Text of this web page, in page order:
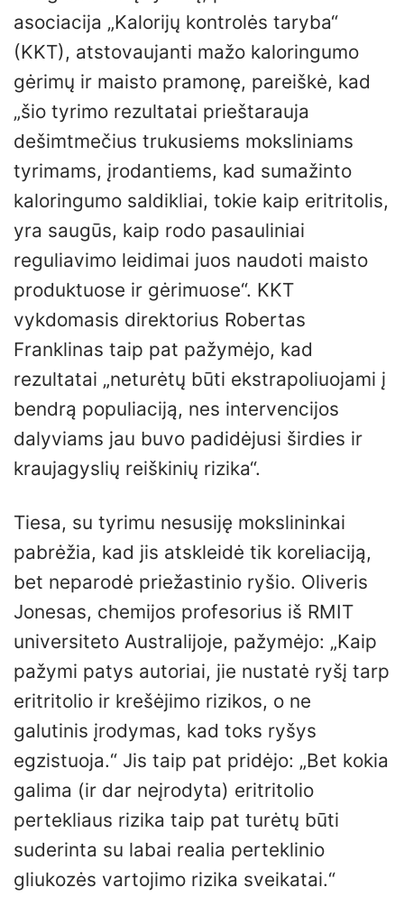
asociacija „Kalorijų kontrolės taryba“
(KKT), atstovaujanti mažo kaloringumo
gėrimų ir maisto pramonę, pareiškė, kad
„šio tyrimo rezultatai prieštarauja
dešimtmečius trukusiems moksliniams
tyrimams, įrodantiems, kad sumažinto
kaloringumo saldikliai, tokie kaip eritritolis,
yra saugūs, kaip rodo pasauliniai
reguliavimo leidimai juos naudoti maisto
produktuose ir gėrimuose“. KKT
vykdomasis direktorius Robertas
Franklinas taip pat pažymėjo, kad
rezultatai „neturėtų būti ekstrapoliuojami į
bendrą populiaciją, nes intervencijos
dalyviams jau buvo padidėjusi širdies ir
kraujagyslių reiškinių rizika“.
Tiesa, su tyrimu nesusiję mokslininkai
pabrėžia, kad jis atskleidė tik koreliaciją,
bet neparodė priežastinio ryšio. Oliveris
Jonesas, chemijos profesorius iš RMIT
universiteto Australijoje, pažymėjo: „Kaip
pažymi patys autoriai, jie nustatė ryšį tarp
eritritolio ir krešėjimo rizikos, o ne
galutinis įrodymas, kad toks ryšys
egzistuoja.“ Jis taip pat pridėjo: „Bet kokia
galima (ir dar neįrodyta) eritritolio
pertekliaus rizika taip pat turėtų būti
suderinta su labai realia perteklinio
gliukozės vartojimo rizika sveikatai.“